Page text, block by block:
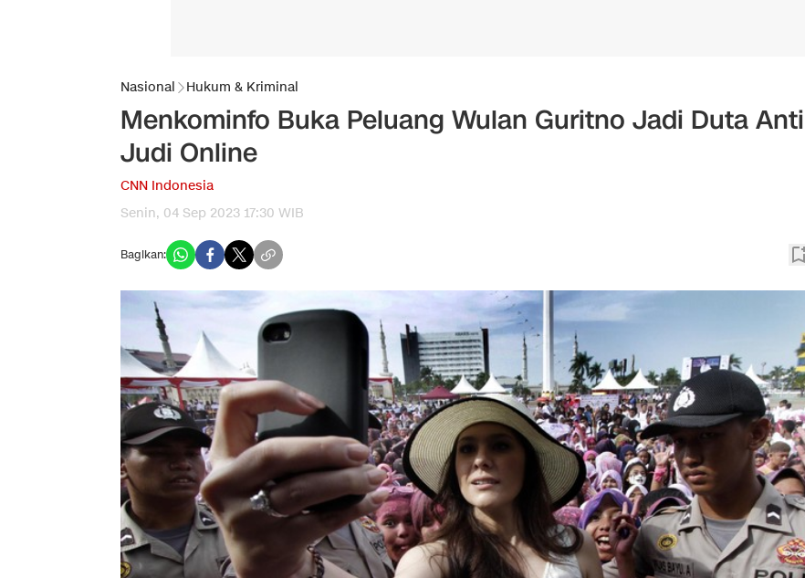
Nasional Hukum & Kriminal
Menkominfo Buka Peluang Wulan Guritno Jadi Duta Anti
Judi Online
CNN Indonesia
Senin, 04 Sep 2023 17:30 WIB
Bagikan: